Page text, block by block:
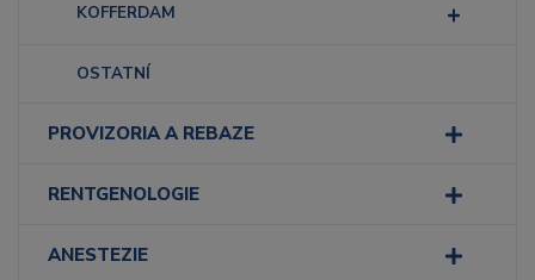
KOFFERDAM
OSTATNÍ
PROVIZORIA A REBAZE
RENTGENOLOGIE
ANESTEZIE